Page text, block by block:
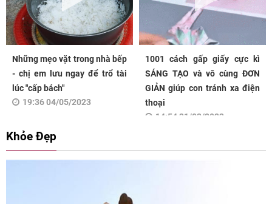
Những mẹo vặt trong nhà bếp
- chị em lưu ngay để trổ tài
lúc "cấp bách"
19:36 04/05/2023
1001 cách gấp giấy cực kì
SÁNG TẠO và vô cùng ĐƠN
GIẢN giúp con tránh xa điện
thoại
14:54 31/03/2023
Khỏe Đẹp